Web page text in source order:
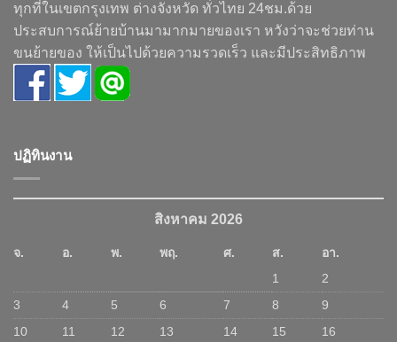
ทุกที่ในเขตกรุงเทพ ต่างจังหวัด ทั่วไทย 24ชม.ด้วย
ประสบการณ์ย้ายบ้านมามากมายของเรา หวังว่าจะช่วยท่าน
ขนย้ายของ ให้เป็นไปด้วยความรวดเร็ว และมีประสิทธิภาพ
ปฏิทินงาน
สิงหาคม 2026
จ. อ. พ. พฤ. ศ. ส.
อา.
1
2
3
4 5 6 7 8
9
10
11 12 13 14 15
16